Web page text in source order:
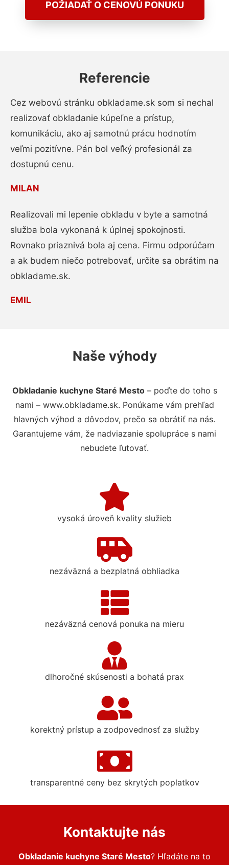
POŽIADAŤ O CENOVÚ PONUKU
Referencie
Cez webovú stránku obkladame.sk som si nechal
realizovať obkladanie kúpeľne a prístup,
komunikáciu, ako aj samotnú prácu hodnotím
veľmi pozitívne. Pán bol veľký profesionál za
dostupnú cenu.
MILAN
Realizovali mi lepenie obkladu v byte a samotná
služba bola vykonaná k úplnej spokojnosti.
Rovnako priaznivá bola aj cena. Firmu odporúčam
a ak budem niečo potrebovať, určite sa obrátim na
obkladame.sk.
EMIL
Naše výhody
Obkladanie kuchyne Staré Mesto– poďte do toho s
nami – www.obkladame.sk. Ponúkame vám prehľad
hlavných výhod a dôvodov, prečo sa obrátiť na nás.
Garantujeme vám, že nadviazanie spolupráce s nami
nebudete ľutovať.
vysoká úroveň kvality služieb
nezáväzná a bezplatná obhliadka
nezáväzná cenová ponuka na mieru
dlhoročné skúsenosti a bohatá prax
korektný prístup a zodpovednosť za služby
transparentné ceny bez skrytých poplatkov
Kontaktujte nás
Obkladanie kuchyne Staré Mesto? Hľadáte na to